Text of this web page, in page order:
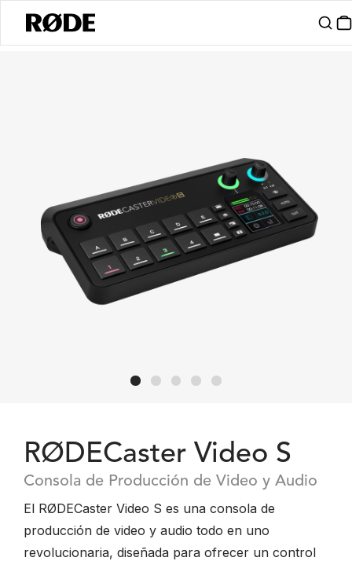
RØDECaster Video S
Consola de Producción de Video y Audio
El RØDECaster Video S es una consola de
producción de video y audio todo en uno
revolucionaria, diseñada para ofrecer un control